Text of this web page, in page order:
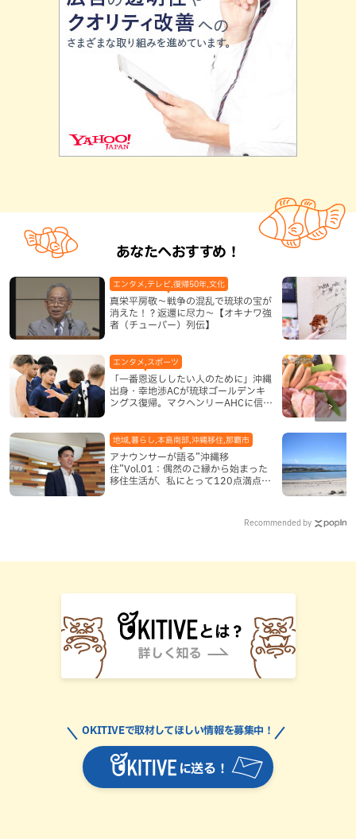
あなたへおすすめ！
真栄平房敬～戦争の混乱で琉球の宝が
消えた！？返還に尽力～【オキナワ強
者（チューバー）列伝】
エンタメ,テレビ,復帰50年,文化
「一番恩返ししたい人のために」沖縄
出身・幸地渉ACが琉球ゴールデンキ
ングス復帰。マクヘンリーAHCに信頼
エンタメ,スポーツ
アナウンサーが語る”沖縄移
住”Vol.01：偶然のご縁から始まった
移住生活が、私にとって120点満点に
地域,暮らし,本島南部,沖縄移住,那覇市
Recommended by
に送る！
OKITIVEで取材してほしい情報を募集中！